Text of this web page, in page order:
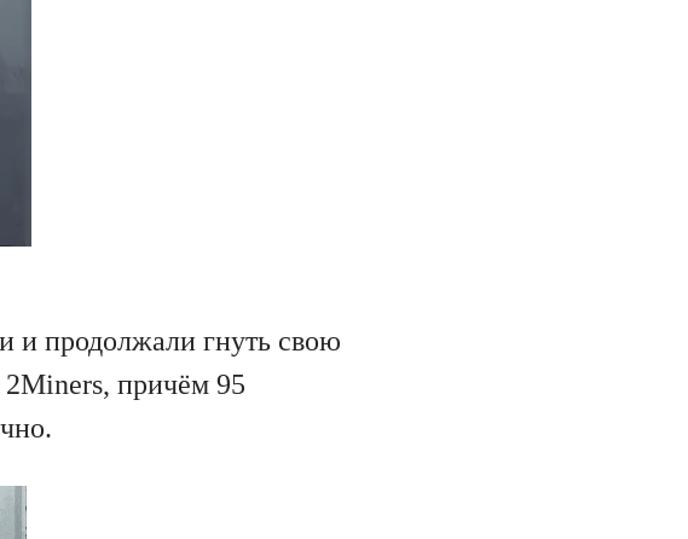
и продолжали гнуть свою
причём 95